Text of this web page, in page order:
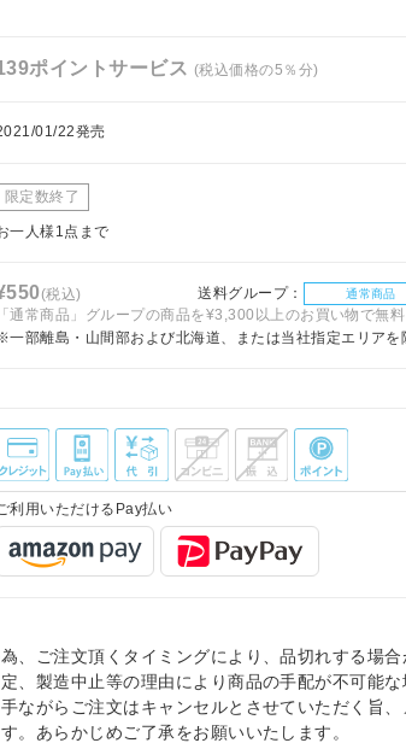
ポイントサービス (税込価格の5％分)
01/22発売
限定数終了
一人様1点まで
(税込) 送料グループ： 通常商品
「通常商品」グループの商品を¥3,300以上のお買い物で無料
一部離島・山間部および北海道、または当社指定エリアを
利用いただけるPay払い
、ご注文頂くタイミングにより、品切れする場合
、製造中止等の理由により商品の手配が不可能な
ながらご注文はキャンセルとさせていただく旨、
。あらかじめご了承をお願いいたします。